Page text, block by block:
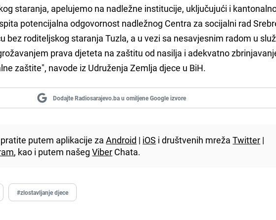
staranja, apelujemo na nadležne institucije, uključujući i
potencijalna odgovornost nadležnog Centra za socijalni rad
bez roditeljskog staranja Tuzla, a u vezi sa nesavjesnim radom u
prava djeteta na zaštitu od nasilja i adekvatno
zaštite", navode iz Udruženja Zemlja djece u BiH.
Dodajte Radiosarajevo.ba u omiljene Google izvore
pratite putem aplikacije zaAndroid | iOS i društvenih mrežaTwitter |
, kao i putem našegViber Chata.
#zlostavljanje djece